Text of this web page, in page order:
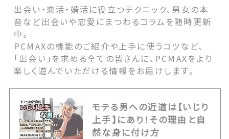
出会い・恋活・婚活に役立つテクニック、男女の本
音など出会いや恋愛にまつわるコラムを随時更新
中。
PCMAXの機能のご紹介や上手に使うコツなど、
「出会い」を求める全ての皆さんに、PCMAXをより
楽しく遊んでいただける情報をお届けします。
モテる男への近道は【いじり
上手】にあり！その理由と自
然な身に付け方